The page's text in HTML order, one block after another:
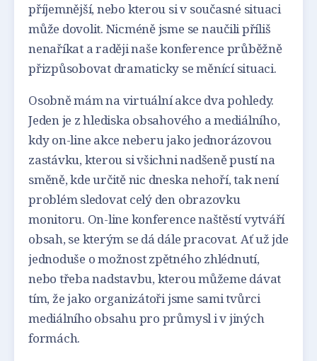
příjemnější, nebo kterou si v současné situaci
může dovolit. Nicméně jsme se naučili příliš
nenaříkat a raději naše konference průběžně
přizpůsobovat dramaticky se měnící situaci.
Osobně mám na virtuální akce dva pohledy.
Jeden je z hlediska obsahového a mediálního,
kdy on-line akce neberu jako jednorázovou
zastávku, kterou si všichni nadšeně pustí na
směně, kde určitě nic dneska nehoří, tak není
problém sledovat celý den obrazovku
monitoru. On-line konference naštěstí vytváří
obsah, se kterým se dá dále pracovat. Ať už jde
jednoduše o možnost zpětného zhlédnutí,
nebo třeba nadstavbu, kterou můžeme dávat
tím, že jako organizátoři jsme sami tvůrci
mediálního obsahu pro průmysl i v jiných
formách.